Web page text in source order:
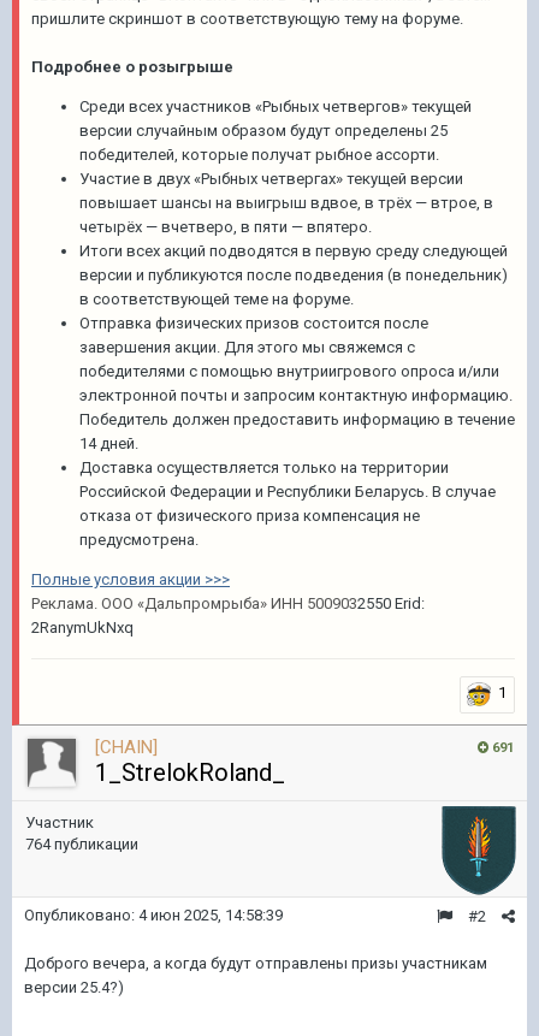
пришлите скриншот в соответствующую тему на форуме.
Подробнее о розыгрыше
Среди всех участников «Рыбных четвергов» текущей
версии случайным образом будут определены 25
победителей, которые получат рыбное ассорти.
Участие в двух «Рыбных четвергах» текущей версии
повышает шансы на выигрыш вдвое, в трёх — втрое, в
четырёх — вчетверо, в пяти — впятеро.
Итоги всех акций подводятся в первую среду следующей
версии и публикуются после подведения (в понедельник)
в соответствующей теме на форуме.
Отправка физических призов состоится после
завершения акции. Для этого мы свяжемся с
победителями с помощью внутриигрового опроса и/или
электронной почты и запросим контактную информацию.
Победитель должен предоставить информацию в течение
14 дней.
Доставка осуществляется только на территории
Российской Федерации и Республики Беларусь. В случае
отказа от физического приза компенсация не
предусмотрена.
Полные условия акции >>>
Реклама. ООО «Дальпромрыба» ИНН 5009032550 Erid:
2RanymUkNxq
1
691
[CHAIN]
1_StrelokRoland_
Участник
764 публикации
#2
Опубликовано: 4 июн 2025, 14:58:39
Доброго вечера, а когда будут отправлены призы участникам
версии 25.4?)